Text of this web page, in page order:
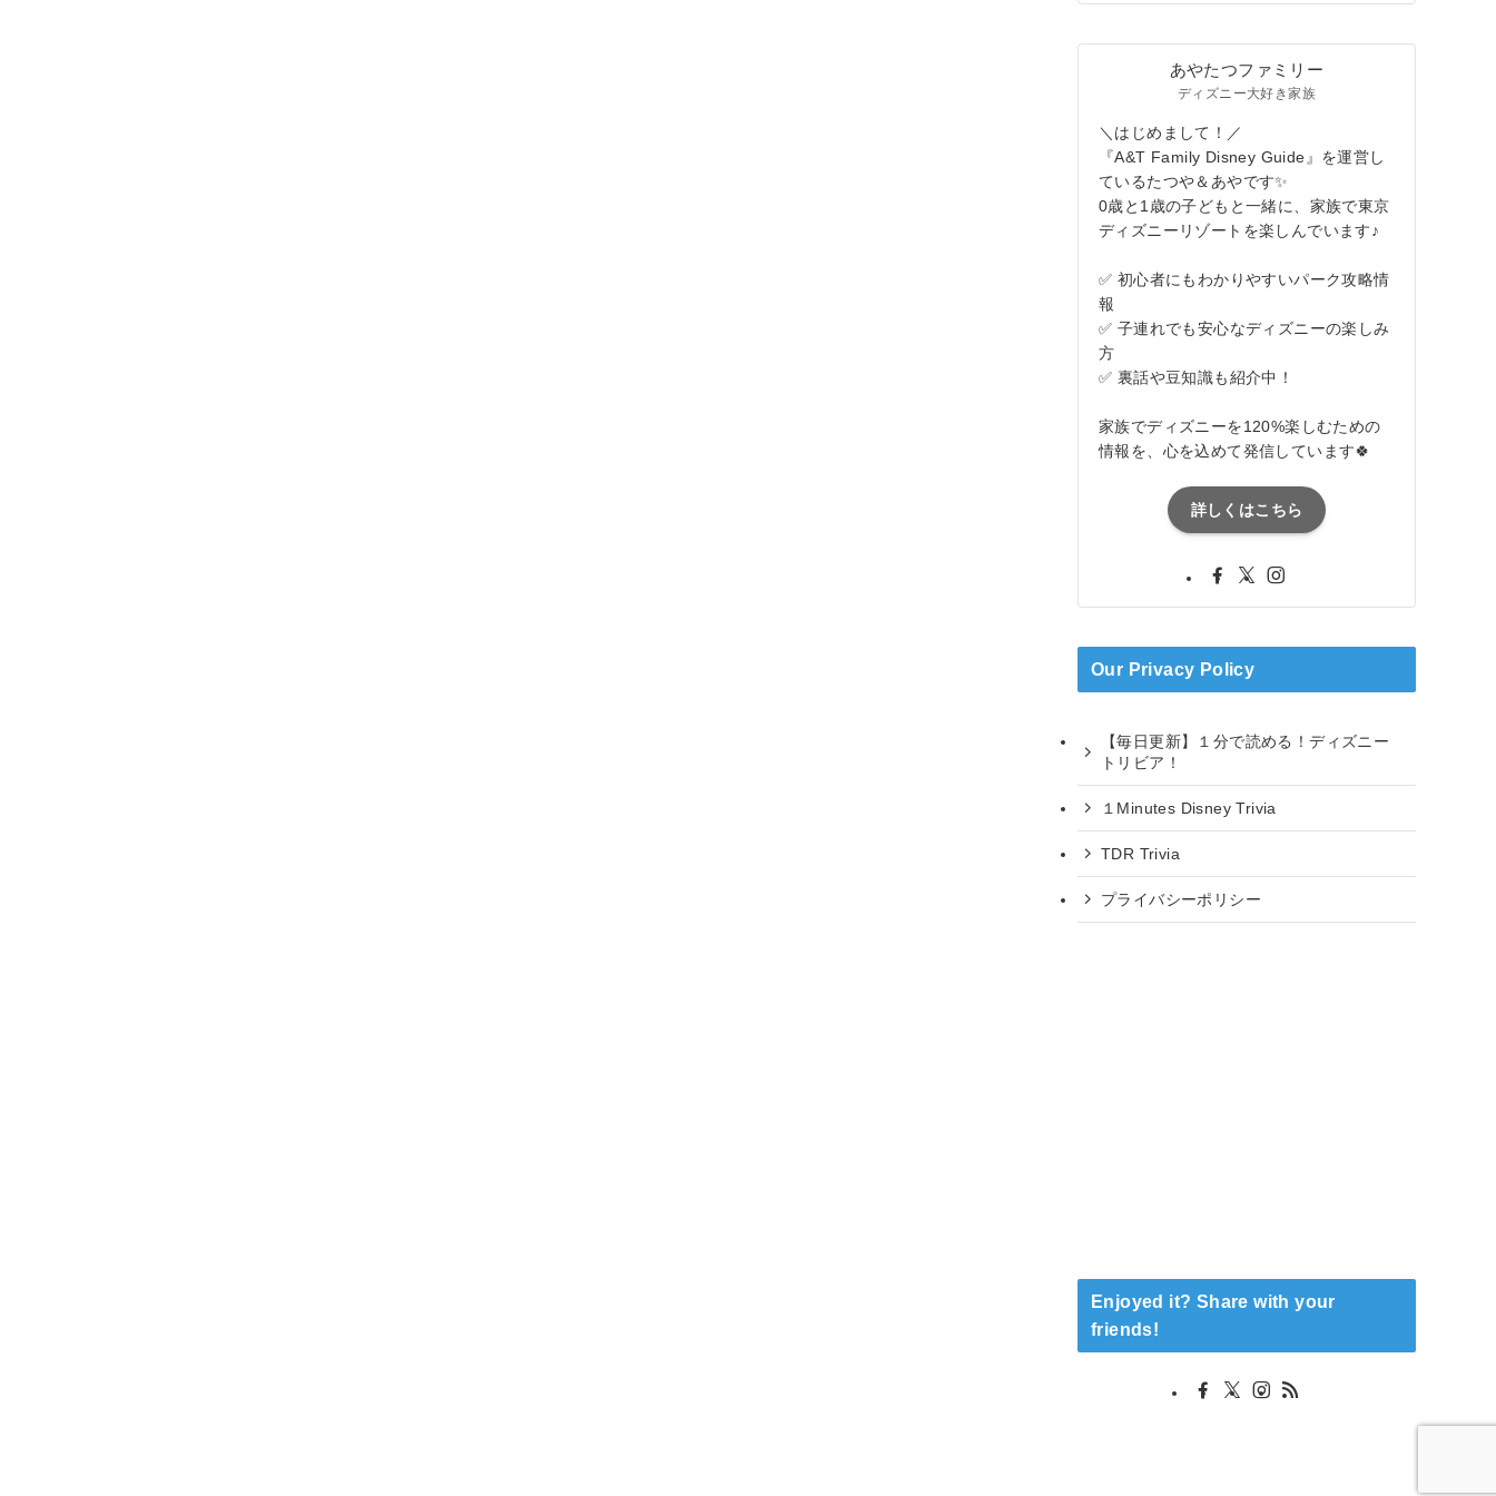
あやたつファミリー
ディズニー大好き家族
＼はじめまして！／
『A&T Family Disney Guide』を運営し
ているたつや＆あやです✨
0歳と1歳の子どもと一緒に、家族で東京
ディズニーリゾートを楽しんでいます♪
✅ 初心者にもわかりやすいパーク攻略情
報
✅ 子連れでも安心なディズニーの楽しみ
方
✅ 裏話や豆知識も紹介中！
家族でディズニーを120%楽しむための
情報を、心を込めて発信しています🍀
詳しくはこちら
Our Privacy Policy
【毎日更新】１分で読める！ディズニー
トリビア！
１Minutes Disney Trivia
TDR Trivia
プライバシーポリシー
Enjoyed it? Share with your
friends!